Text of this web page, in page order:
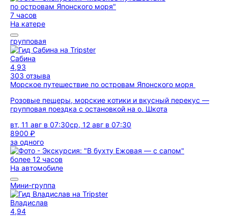
7 часов
На катере
групповая
Сабина
4,93
303 отзыва
Морское путешествие по островам Японского моря
Розовые пещеры, морские котики и вкусный перекус —
групповая поездка с остановкой на о. Шкота
вт, 11 авг в 07:30ср, 12 авг в 07:30
8900 ₽
за одного
более 12 часов
На автомобиле
Мини-группа
Владислав
4,94